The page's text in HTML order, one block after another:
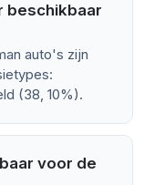
beschikbaar
auto's zijn
(38, 10%).
voor de